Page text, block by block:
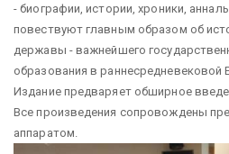
- биографии, истории, хроники,
повествуют главным образом об
державы - важнейшего
образования в раннесредневековой
Издание предваряет обширное
Все произведения сопровождены
аппаратом.